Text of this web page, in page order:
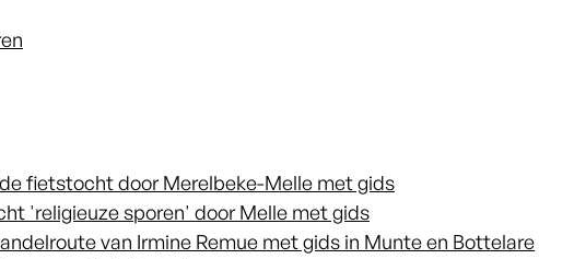
fietstocht door Merelbeke-Melle met gids
'religieuze sporen' door Melle met gids
van Irmine Remue met gids in Munte en Bottelare